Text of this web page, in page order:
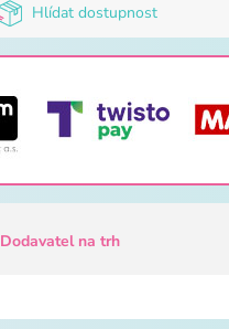
Hlídat dostupnost
Dodavatel na trh